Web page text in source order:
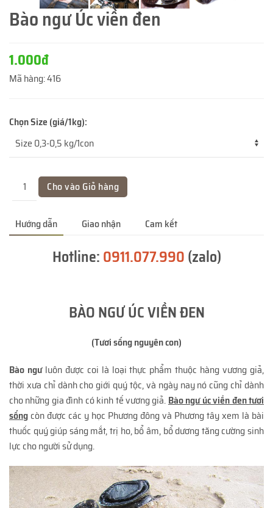
Bào ngư Úc viền đen
1.000đ
Mã hàng:416
Chọn Size (giá/1kg):
Hướng dẫn Giao nhận Cam kết
Hotline:0911.077.990(zalo)
BÀO NGƯ ÚC VIỀN ĐEN
(Tươi sống nguyên con)
Bào ngưluôn được coi là loại thực phẩm thuộc hàng vương giả,
thời xưa chỉ dành cho giới quý tộc, và ngày nay nó cũng chỉ dành
cho những gia đình có kinh tế vương giả. Bào ngư úc viền đen tươi
sống còn được các y học Phương đông và Phương tây xem là bài
thuốc quý giúp sáng mắt, trị ho, bổ âm, bổ dương tăng cường sinh
lực cho người sử dụng.